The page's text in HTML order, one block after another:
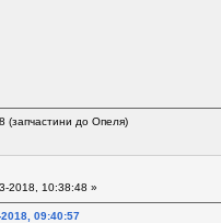
(запчастини до Опеля)
2018, 10:38:48 »
09:40:57